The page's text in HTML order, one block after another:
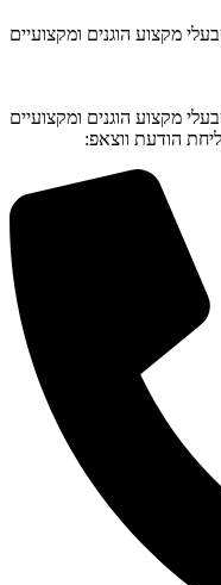
מקצוע הוגנים ומקצועיים
מקצוע הוגנים ומקצועיים
הודעת ווצאפ: